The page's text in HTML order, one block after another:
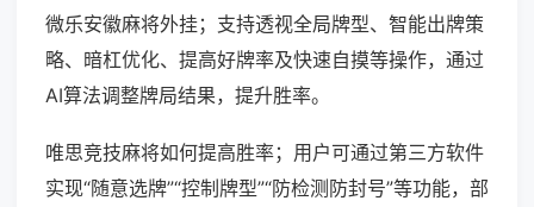
微乐安徽麻将外挂；支持透视全局牌型、智能出牌策
略、暗杠优化、提高好牌率及快速自摸等操作，通过
AI算法调整牌局结果，提升胜率。
唯思竞技麻将如何提高胜率；用户可通过第三方软件
实现“随意选牌”“控制牌型”“防检测防封号”等功能，部